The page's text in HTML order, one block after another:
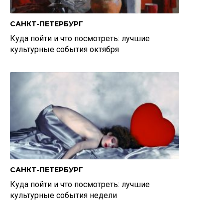
САНКТ-ПЕТЕРБУРГ
Куда пойти и что посмотреть: лучшие
культурные события октября
САНКТ-ПЕТЕРБУРГ
Куда пойти и что посмотреть: лучшие
культурные события недели